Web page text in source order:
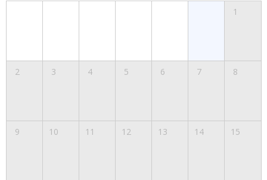
1
2 3 4 5 6 7 8
9 10 11 12 13 14 15